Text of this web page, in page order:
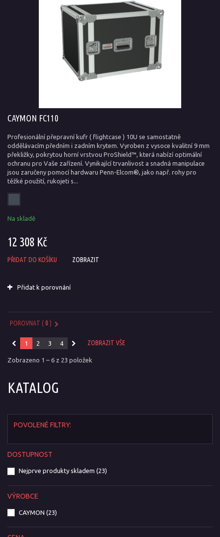
CAYMON FC110
Profesionální přepravní kufr ( flightcase ) 10U se samostatně
oddělávacím předním i zadním krytem. Vyroben z vysoce kvalitní 9 mm
překližky, pokrytou horní vrstvou ProShield™, která nabízí optimální
ochranu pro Vaše zařízení. Vynikající trvanlivost a snadná manipulace
jsou zaručeny pomocí hardwaru Penn-Elcom®, jako např. rohy pro
těžké použití, rukojeti s...
Na skladě
12 308 Kč
PŘIDAT DO KOŠÍKU ZOBRAZIT
Přidat k porovnání
POROVNAT (0)
ZOBRAZIT VŠE
1 2 3 4
Zobrazeno 1 – 6 z 23 položek
KATALOG
POVOLENÉ FILTRY:
DOSTUPNOST
Nejprve produkty skladem (23)
VÝROBCE
CAYMON (23)